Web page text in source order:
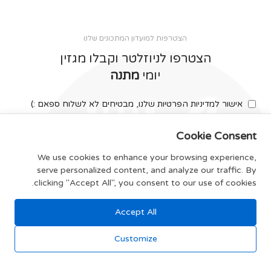
הצטרפות למועדון המתכונים שלנו
הצטרפו לניוזלטר וקבלו מגזין
יומי מתנה
אישור למדיניות הפרטיות שלנו, מבטיחים לא לשלוח ספאם :)
צרפו אותי
תקנון האתר
Cookie Consent
We use cookies to enhance your browsing experience,
serve personalized content, and analyze our traffic. By
clicking "Accept All", you consent to our use of cookies.
Accept All
Customize